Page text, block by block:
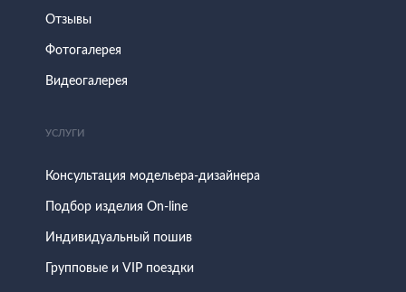
Отзывы
Фотогалерея
Видеогалерея
УСЛУГИ
Консультация модельера-дизайнера
Подбор изделия On-line
Индивидуальный пошив
Групповые и VIP поездки